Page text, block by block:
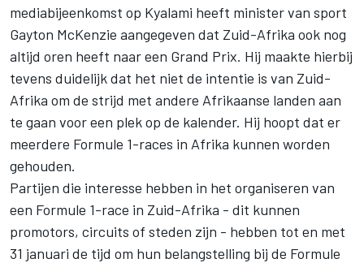
mediabijeenkomst op Kyalami heeft minister van sport
Gayton McKenzie aangegeven dat Zuid-Afrika ook nog
altijd oren heeft naar een Grand Prix. Hij maakte hierbij
tevens duidelijk dat het niet de intentie is van Zuid-
Afrika om de strijd met andere Afrikaanse landen aan
te gaan voor een plek op de kalender. Hij hoopt dat er
meerdere Formule 1-races in Afrika kunnen worden
gehouden.
Partijen die interesse hebben in het organiseren van
een Formule 1-race in Zuid-Afrika - dit kunnen
promotors, circuits of steden zijn - hebben tot en met
31 januari de tijd om hun belangstelling bij de Formule